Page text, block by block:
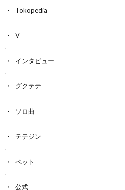
Tokopedia
V
インタビュー
グクテテ
ソロ曲
テテジン
ペット
公式